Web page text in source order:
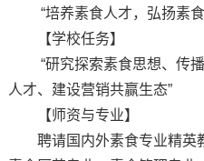
“培养素食人才，弘扬素
【学校任务】
“研究探索素食思想、传
人才、建设营销共赢生态”
【师资与专业】
聘请国内外素食专业精英